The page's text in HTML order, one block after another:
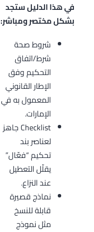
في هذا الدليل ستجد
بشكل مختصر ومباشر:
شروط صحة
شرط/اتفاق
التحكيم وفق
الإطار القانوني
المعمول به في
الإمارات.
Checklist جاهز
لعناصر بند
تحكيم “فعّال”
يقلّل التعطيل
عند النزاع.
نماذج قصيرة
قابلة للنسخ
مثل نموذج